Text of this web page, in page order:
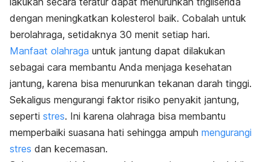
dengan meningkatkan kolesterol baik. Cobalah untuk
berolahraga, setidaknya 30 menit setiap hari.
Manfaat olahraga untuk jantung dapat dilakukan
sebagai cara membantu Anda menjaga kesehatan
jantung, karena bisa menurunkan tekanan darah tinggi.
Sekaligus mengurangi faktor risiko penyakit jantung,
seperti stres. Ini karena olahraga bisa membantu
memperbaiki suasana hati sehingga ampuh mengurangi
stres dan kecemasan.